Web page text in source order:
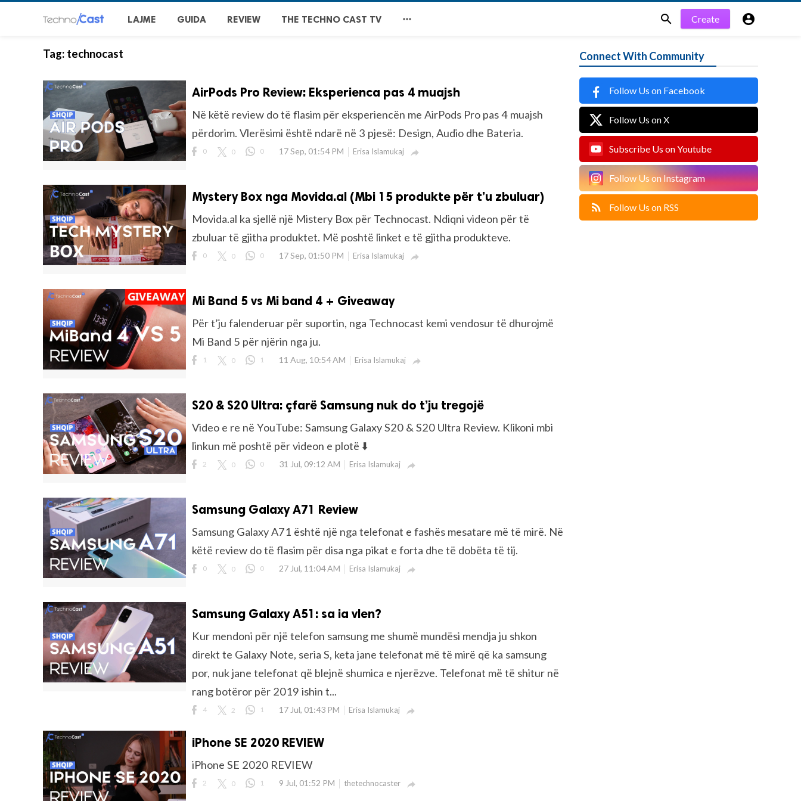
LAJME GUIDA REVIEW THE TECHNO CAST TV   Create 
Tag: technocast
AirPods Pro Review: Eksperienca pas 4 muajsh
Në këtë review do të flasim për eksperiencën me AirPods Pro pas 4 muajsh
përdorim. Vlerësimi është ndarë në 3 pjesë: Design, Audio dhe Bateria.
0 0 0 17 Sep, 01:54 PM Erisa Islamukaj 
Mystery Box nga Movida.al (Mbi 15 produkte për t’u zbuluar)
Movida.al ka sjellë një Mistery Box për Technocast. Ndiqni videon për të
zbuluar të gjitha produktet. Më poshtë linket e të gjitha produkteve.
0 0 0 17 Sep, 01:50 PM Erisa Islamukaj 
Mi Band 5 vs Mi band 4 + Giveaway
Për t’ju falenderuar për suportin, nga Technocast kemi vendosur të dhurojmë
Mi Band 5 për njërin nga ju.
1 0 1 11 Aug, 10:54 AM Erisa Islamukaj 
S20 & S20 Ultra: çfarë Samsung nuk do t’ju tregojë
Video e re në YouTube: Samsung Galaxy S20 & S20 Ultra Review. Klikoni mbi
linkun më poshtë për videon e plotë ⬇️
2 0 0 31 Jul, 09:12 AM Erisa Islamukaj 
Samsung Galaxy A71 Review
Samsung Galaxy A71 është një nga telefonat e fashës mesatare më të mirë. Në
këtë review do të flasim për disa nga pikat e forta dhe të dobëta të tij.
0 0 0 27 Jul, 11:04 AM Erisa Islamukaj 
Samsung Galaxy A51: sa ia vlen?
Kur mendoni për një telefon samsung me shumë mundësi mendja ju shkon
direkt te Galaxy Note, seria S, keta jane telefonat më të mirë që ka samsung
por, nuk jane telefonat që blejnë shumica e njerëzve. Telefonat më të shitur në
rang botëror për 2019 ishin t...
4 2 1 17 Jul, 01:43 PM Erisa Islamukaj 
iPhone SE 2020 REVIEW
iPhone SE 2020 REVIEW
2 0 1 9 Jul, 01:52 PM thetechnocaster 
Connect With Community
Follow Us on Facebook
Follow Us on X
Subscribe Us on Youtube
Follow Us on Instagram
Follow Us on RSS